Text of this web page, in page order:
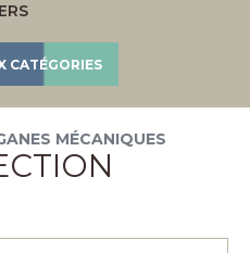
CATÉGORIES
MÉCANIQUES